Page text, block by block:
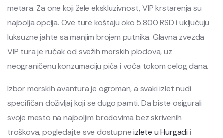
metara. Za one koji žele ekskluzivnost, VIP krstarenja su
najbolja opcija. Ove ture koštaju oko 5.800 RSD i uključuju
luksuzne jahte sa manjim brojem putnika. Glavna zvezda
VIP tura je ručak od svežih morskih plodova, uz
neograničenu konzumaciju pića i voća tokom celog dana.
Izbor morskih avantura je ogroman, a svaki izlet nudi
specifičan doživljaj koji se dugo pamti. Da biste osigurali
svoje mesto na najboljim brodovima bez skrivenih
troškova, pogledajte sve dostupneizlete u Hurgadi i